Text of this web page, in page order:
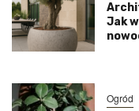
Jak
Ogród